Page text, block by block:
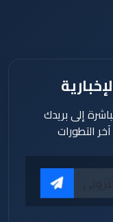
إلى بريدك
التطورات